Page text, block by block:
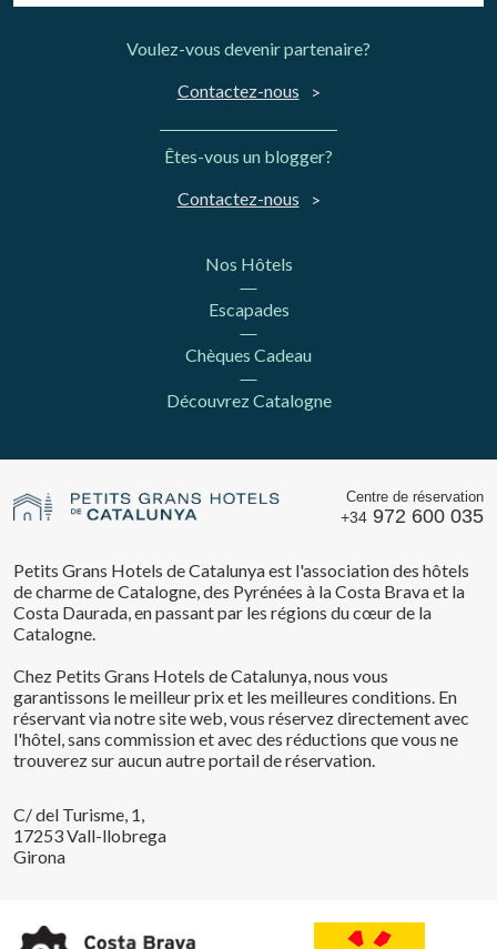
Voulez-vous devenir partenaire?
Contactez-nous
Êtes-vous un blogger?
Contactez-nous
Nos Hôtels
Escapades
Chèques Cadeau
Découvrez Catalogne
Centre de réservation
+34 972 600 035
Petits Grans Hotels de Catalunya est l'association des hôtels
de charme de Catalogne, des Pyrénées à la Costa Brava et la
Costa Daurada, en passant par les régions du cœur de la
Catalogne.
Chez Petits Grans Hotels de Catalunya, nous vous
garantissons le meilleur prix et les meilleures conditions. En
réservant via notre site web, vous réservez directement avec
l'hôtel, sans commission et avec des réductions que vous ne
trouverez sur aucun autre portail de réservation.
C/ del Turisme, 1,
17253 Vall-llobrega
Girona